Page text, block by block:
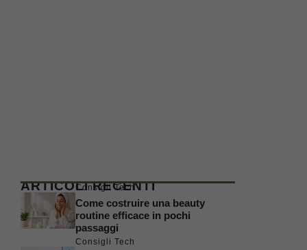
ARTICOLI RECENTI
Consigli Tech
Come costruire una beauty
routine efficace in pochi
passaggi
Consigli Tech